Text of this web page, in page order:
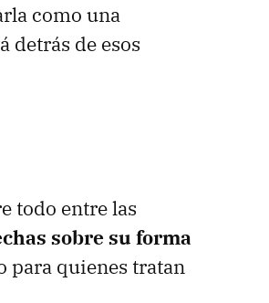
como una
detrás de esos
todo entre las
sobre su forma
para quienes tratan